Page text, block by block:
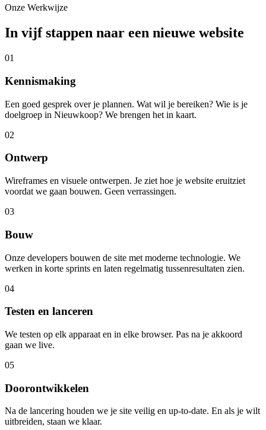
Onze Werkwijze
In vijf stappen naar een nieuwe website
01
Kennismaking
Een goed gesprek over je plannen. Wat wil je bereiken? Wie is je
doelgroep in Nieuwkoop? We brengen het in kaart.
02
Ontwerp
Wireframes en visuele ontwerpen. Je ziet hoe je website eruitziet
voordat we gaan bouwen. Geen verrassingen.
03
Bouw
Onze developers bouwen de site met moderne technologie. We
werken in korte sprints en laten regelmatig tussenresultaten zien.
04
Testen en lanceren
We testen op elk apparaat en in elke browser. Pas na je akkoord
gaan we live.
05
Doorontwikkelen
Na de lancering houden we je site veilig en up-to-date. En als je wilt
uitbreiden, staan we klaar.